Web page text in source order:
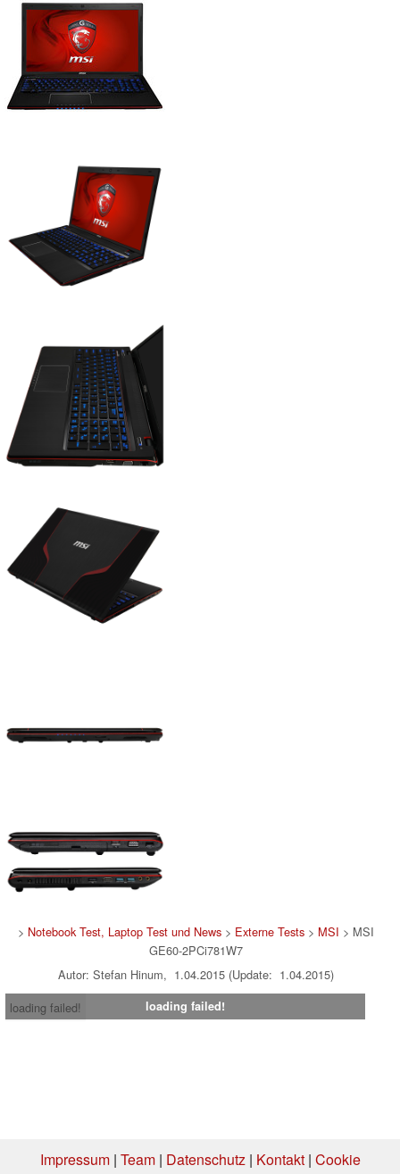
> Notebook Test, Laptop Test und News> Externe Tests> MSI > MSI
GE60-2PCi781W7
Autor: Stefan Hinum, 1.04.2015 (Update: 1.04.2015)
loading failed!
loading failed!
Impressum| Team| Datenschutz| Kontakt| Cookie